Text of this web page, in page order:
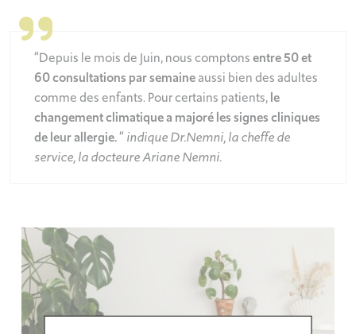
“Depuis le mois de Juin, nous comptonsentre 50 et
60 consultations par semaineaussi bien des adultes
comme des enfants. Pour certains patients,le
changement climatique a majoré les signes cliniques
de leur allergie.“ indique Dr.Nemni, la cheffe de
service, la docteure Ariane Nemni.